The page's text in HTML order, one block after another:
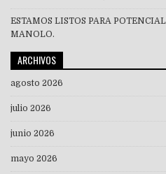
ESTAMOS LISTOS PARA
MANOLO.
ARCHIVOS
agosto 2026
julio 2026
junio 2026
mayo 2026